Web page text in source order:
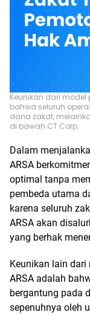
Keunikan dari model
bahwa seluruh
dana zakat,
di bawah CT Corp.
Dalam
ARSA
optimal tanpa
pembeda utama
karena seluruh
ARSA akan
yang berhak
Keunikan lain dari
ARSA adalah
bergantung pada
sepenuhnya oleh